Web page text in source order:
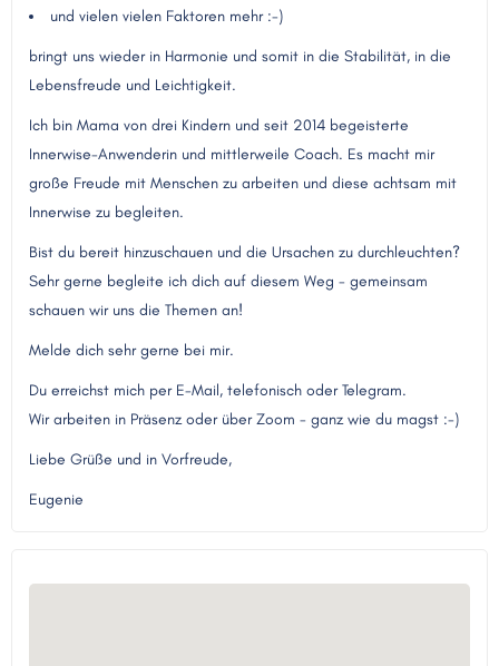
und vielen vielen Faktoren mehr :-)
bringt uns wieder in Harmonie und somit in die Stabilität, in die
Lebensfreude und Leichtigkeit.
Ich bin Mama von drei Kindern und seit 2014 begeisterte
Innerwise-Anwenderin und mittlerweile Coach. Es macht mir
große Freude mit Menschen zu arbeiten und diese achtsam mit
Innerwise zu begleiten.
Bist du bereit hinzuschauen und die Ursachen zu durchleuchten?
Sehr gerne begleite ich dich auf diesem Weg - gemeinsam
schauen wir uns die Themen an!
Melde dich sehr gerne bei mir.
Du erreichst mich per E-Mail, telefonisch oder Telegram.
Wir arbeiten in Präsenz oder über Zoom - ganz wie du magst :-)
Liebe Grüße und in Vorfreude,
Eugenie